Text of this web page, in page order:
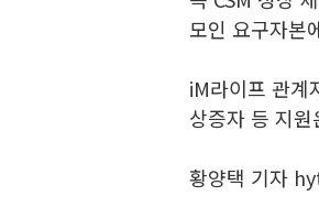
모인 요구자본
iM라이프 관계
상증자 등 지
황양택 기자